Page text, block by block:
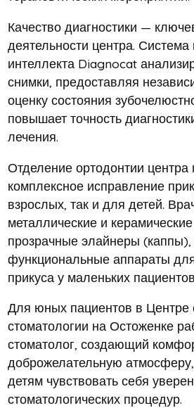
Качество диагностики —
деятельности центра. Система
интеллекта Diagnocat
снимки, предоставляя
оценку состояния
повышает точность
лечения.
Отделение ортодонтии центра
комплексное исправление
взрослых, так и для детей.
металлические и
прозрачные элайнеры (каппы),
функциональные аппараты
прикуса у маленьких
Для юных пациентов в Центре
стоматологии на Остоженке
стоматолог, создающий
доброжелательную атмосферу,
детям чувствовать себя
стоматологических процедур.